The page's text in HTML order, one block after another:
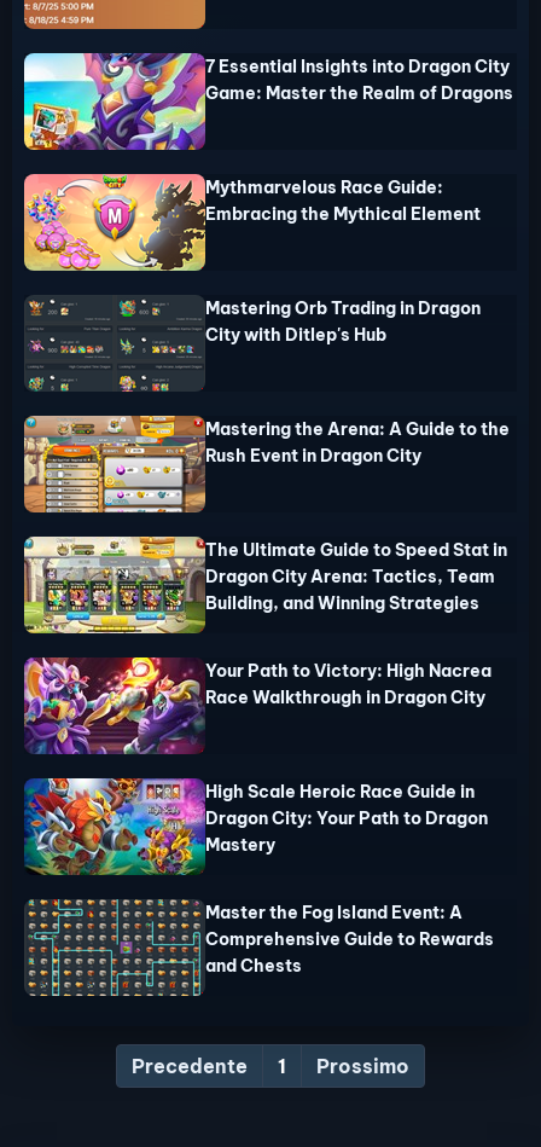
7 Essential Insights into Dragon City
Game: Master the Realm of Dragons
Mythmarvelous Race Guide:
Embracing the Mythical Element
Mastering Orb Trading in Dragon
City with Ditlep's Hub
Mastering the Arena: A Guide to the
Rush Event in Dragon City
The Ultimate Guide to Speed Stat in
Dragon City Arena: Tactics, Team
Building, and Winning Strategies
Your Path to Victory: High Nacrea
Race Walkthrough in Dragon City
High Scale Heroic Race Guide in
Dragon City: Your Path to Dragon
Mastery
Master the Fog Island Event: A
Comprehensive Guide to Rewards
and Chests
Precedente 1 Prossimo